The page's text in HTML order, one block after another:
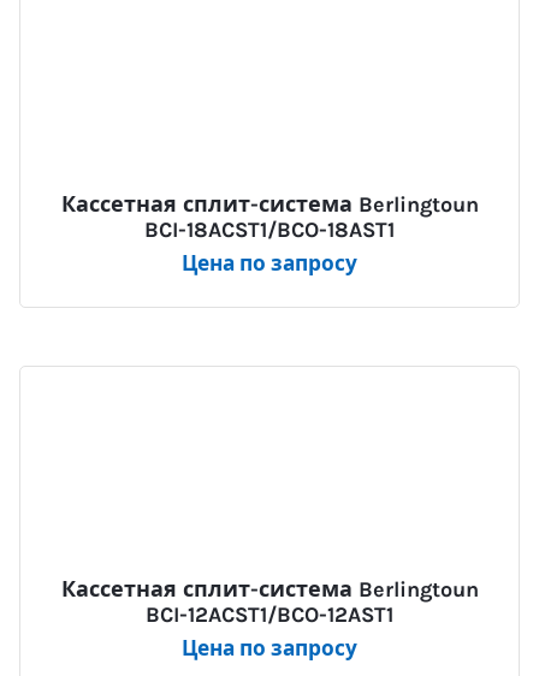
Кассетная сплит-система Berlingtoun
BCI-18ACST1/BCO-18AST1
Цена по запросу
Кассетная сплит-система Berlingtoun
BCI-12ACST1/BCO-12AST1
Цена по запросу